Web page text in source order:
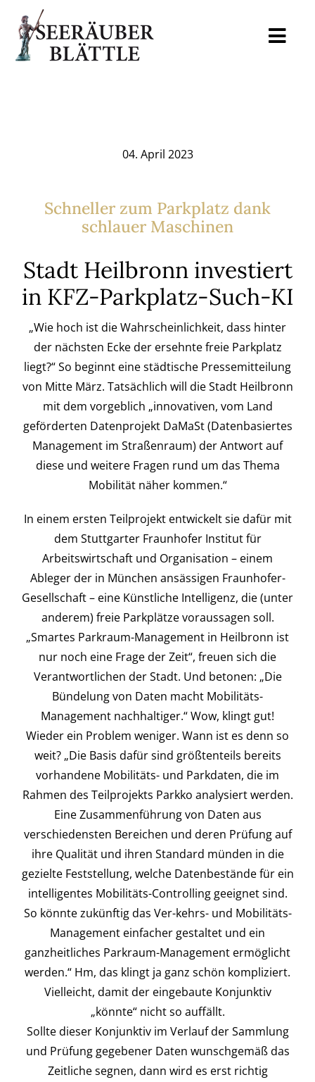
content
Blog
Kontakt
04. April 2023
Schneller zum Parkplatz dank
schlauer Maschinen
Stadt Heilbronn investiert
in KFZ-Parkplatz-Such-KI
„Wie hoch ist die Wahrscheinlichkeit, dass hinter
der nächsten Ecke der ersehnte freie Parkplatz
liegt?“ So beginnt eine städtische Pressemitteilung
von Mitte März. Tatsächlich will die Stadt Heilbronn
mit dem vorgeblich „innovativen, vom Land
geförderten Datenprojekt DaMaSt (Datenbasiertes
Management im Straßenraum) der Antwort auf
diese und weitere Fragen rund um das Thema
Mobilität näher kommen.“
In einem ersten Teilprojekt entwickelt sie dafür mit
dem Stuttgarter Fraunhofer Institut für
Arbeitswirtschaft und Organisation – einem
Ableger der in München ansässigen Fraunhofer-
Gesellschaft – eine Künstliche Intelligenz, die (unter
anderem) freie Parkplätze voraussagen soll.
„Smartes Parkraum-Management in Heilbronn ist
nur noch eine Frage der Zeit“, freuen sich die
Verantwortlichen der Stadt. Und betonen: „Die
Bündelung von Daten macht Mobilitäts-
Management nachhaltiger.“ Wow, klingt gut!
Wieder ein Problem weniger. Wann ist es denn so
weit? „Die Basis dafür sind größtenteils bereits
vorhandene Mobilitäts- und Parkdaten, die im
Rahmen des Teilprojekts Parkko analysiert werden.
Eine Zusammenführung von Daten aus
verschiedensten Bereichen und deren Prüfung auf
ihre Qualität und ihren Standard münden in die
gezielte Feststellung, welche Datenbestände für ein
intelligentes Mobilitäts-Controlling geeignet sind.
So könnte zukünftig das Ver-kehrs- und Mobilitäts-
Management einfacher gestaltet und ein
ganzheitliches Parkraum-Management ermöglicht
werden.“ Hm, das klingt ja ganz schön kompliziert.
Vielleicht, damit der eingebaute Konjunktiv
„könnte“ nicht so auffällt.
Sollte dieser Konjunktiv im Verlauf der Sammlung
und Prüfung gegebener Daten wunschgemäß das
Zeitliche segnen, dann wird es erst richtig